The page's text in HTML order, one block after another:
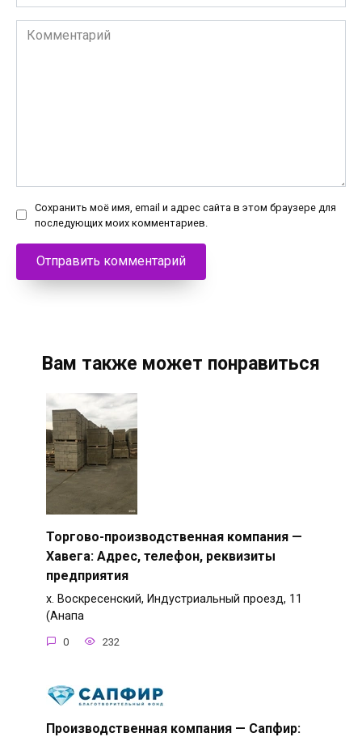
Комментарий
Сохранить моё имя, email и адрес сайта в этом браузере для
последующих моих комментариев.
Вам также может понравиться
Торгово-производственная компания —
Хавега: Адрес, телефон, реквизиты
предприятия
х. Воскресенский, Индустриальный проезд, 11
(Анапа
0 232
Производственная компания — Сапфир: